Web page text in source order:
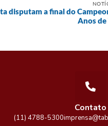
disputam a final do
Anos de
Contato
(11) 4788-5300